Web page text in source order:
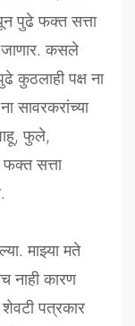
पुढे फक्त सत्ता
कसले
कुठलाही पक्ष ना
ना सावरकरांच्या
फुले,
फक्त सत्ता
माझ्या मते
नाही कारण
पत्रकार